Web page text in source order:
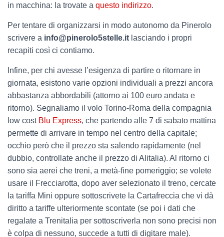
in macchina: la trovate a questo indirizzo.
Per tentare di organizzarsi in modo autonomo da Pinerolo
scrivere a info@pinerolo5stelle.it lasciando i propri
recapiti così ci contiamo.
Infine, per chi avesse l’esigenza di partire o ritornare in
giornata, esistono varie opzioni individuali a prezzi ancora
abbastanza abbordabili (attorno ai 100 euro andata e
ritorno). Segnaliamo il volo Torino-Roma della compagnia
low cost Blu Express, che partendo alle 7 di sabato mattina
permette di arrivare in tempo nel centro della capitale;
occhio però che il prezzo sta salendo rapidamente (nel
dubbio, controllate anche il prezzo di Alitalia). Al ritorno ci
sono sia aerei che treni, a metà-fine pomeriggio; se volete
usare il Frecciarotta, dopo aver selezionato il treno, cercate
la tariffa Mini oppure sottoscrivete la Cartafreccia che vi dà
diritto a tariffe ulteriormente scontate (se poi i dati che
regalate a Trenitalia per sottoscriverla non sono precisi non
è colpa di nessuno, succede a tutti di digitare male).